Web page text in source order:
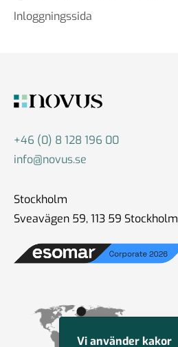
Inloggningssida
+46 (0) 8 128 196 00
info@novus.se
Stockholm
Sveavägen 59, 113 59 Stockholm
Vi använder kakor